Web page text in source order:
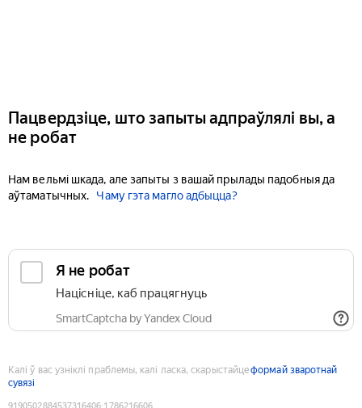
Пацвердзіце, што запыты адпраўлялі вы, а
не робат
Нам вельмі шкада, але запыты з вашай прылады падобныя да
аўтаматычных.
Чаму гэта магло адбыцца?
Я не робат
Націсніце, каб працягнуць
SmartCaptcha by Yandex Cloud
Калі ў вас узніклі праблемы, калі ласка, скарыстайцеформай зваротнай
сувязі
9190502884537316406:1786216606